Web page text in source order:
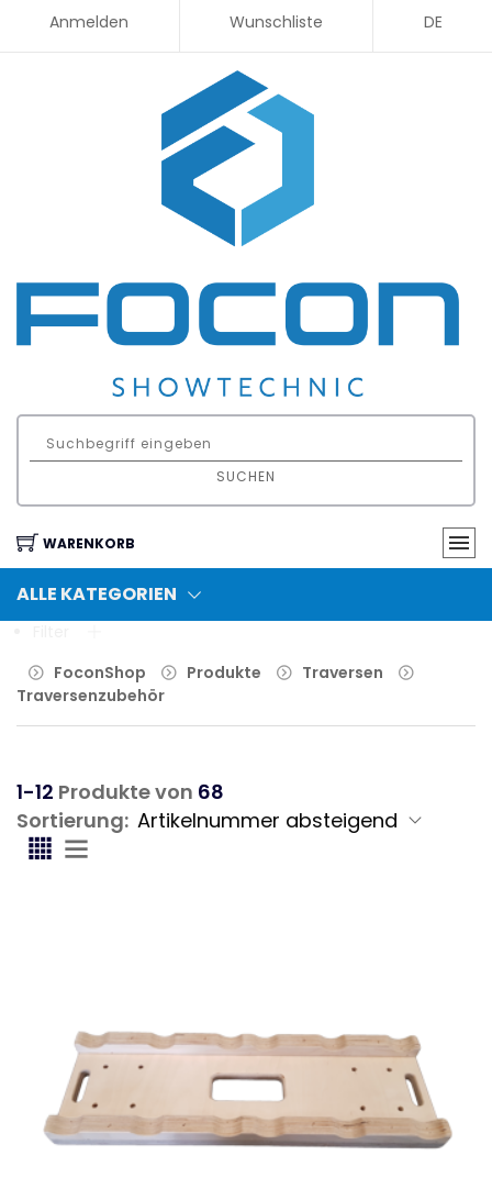
Anmelden Wunschliste DE
SUCHEN
WARENKORB
ALLE KATEGORIEN
FoconShop
Produkte
Traversen
Traversenzubehör
1-12 Produkte von 68
Sortierung: